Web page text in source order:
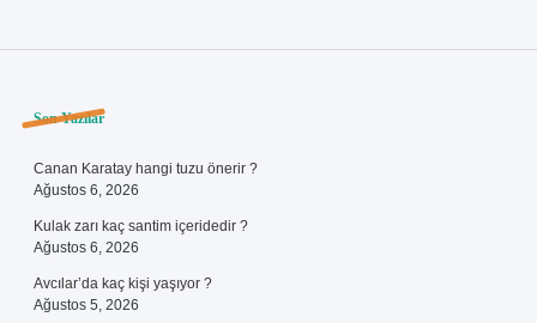
Sidebar
Son Yazılar
Canan Karatay hangi tuzu önerir ?
Ağustos 6, 2026
Kulak zarı kaç santim içeridedir ?
Ağustos 6, 2026
Avcılar’da kaç kişi yaşıyor ?
Ağustos 5, 2026